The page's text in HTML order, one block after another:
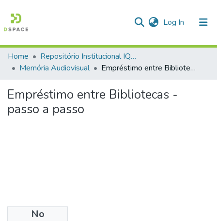
Log In (current)
Communities & Collections
Statistics
Home
Repositório Institucional IQSC
Memória Audiovisual
Empréstimo entre Bibliotecas - passo a passo
Empréstimo entre Bibliotecas -
passo a passo
No